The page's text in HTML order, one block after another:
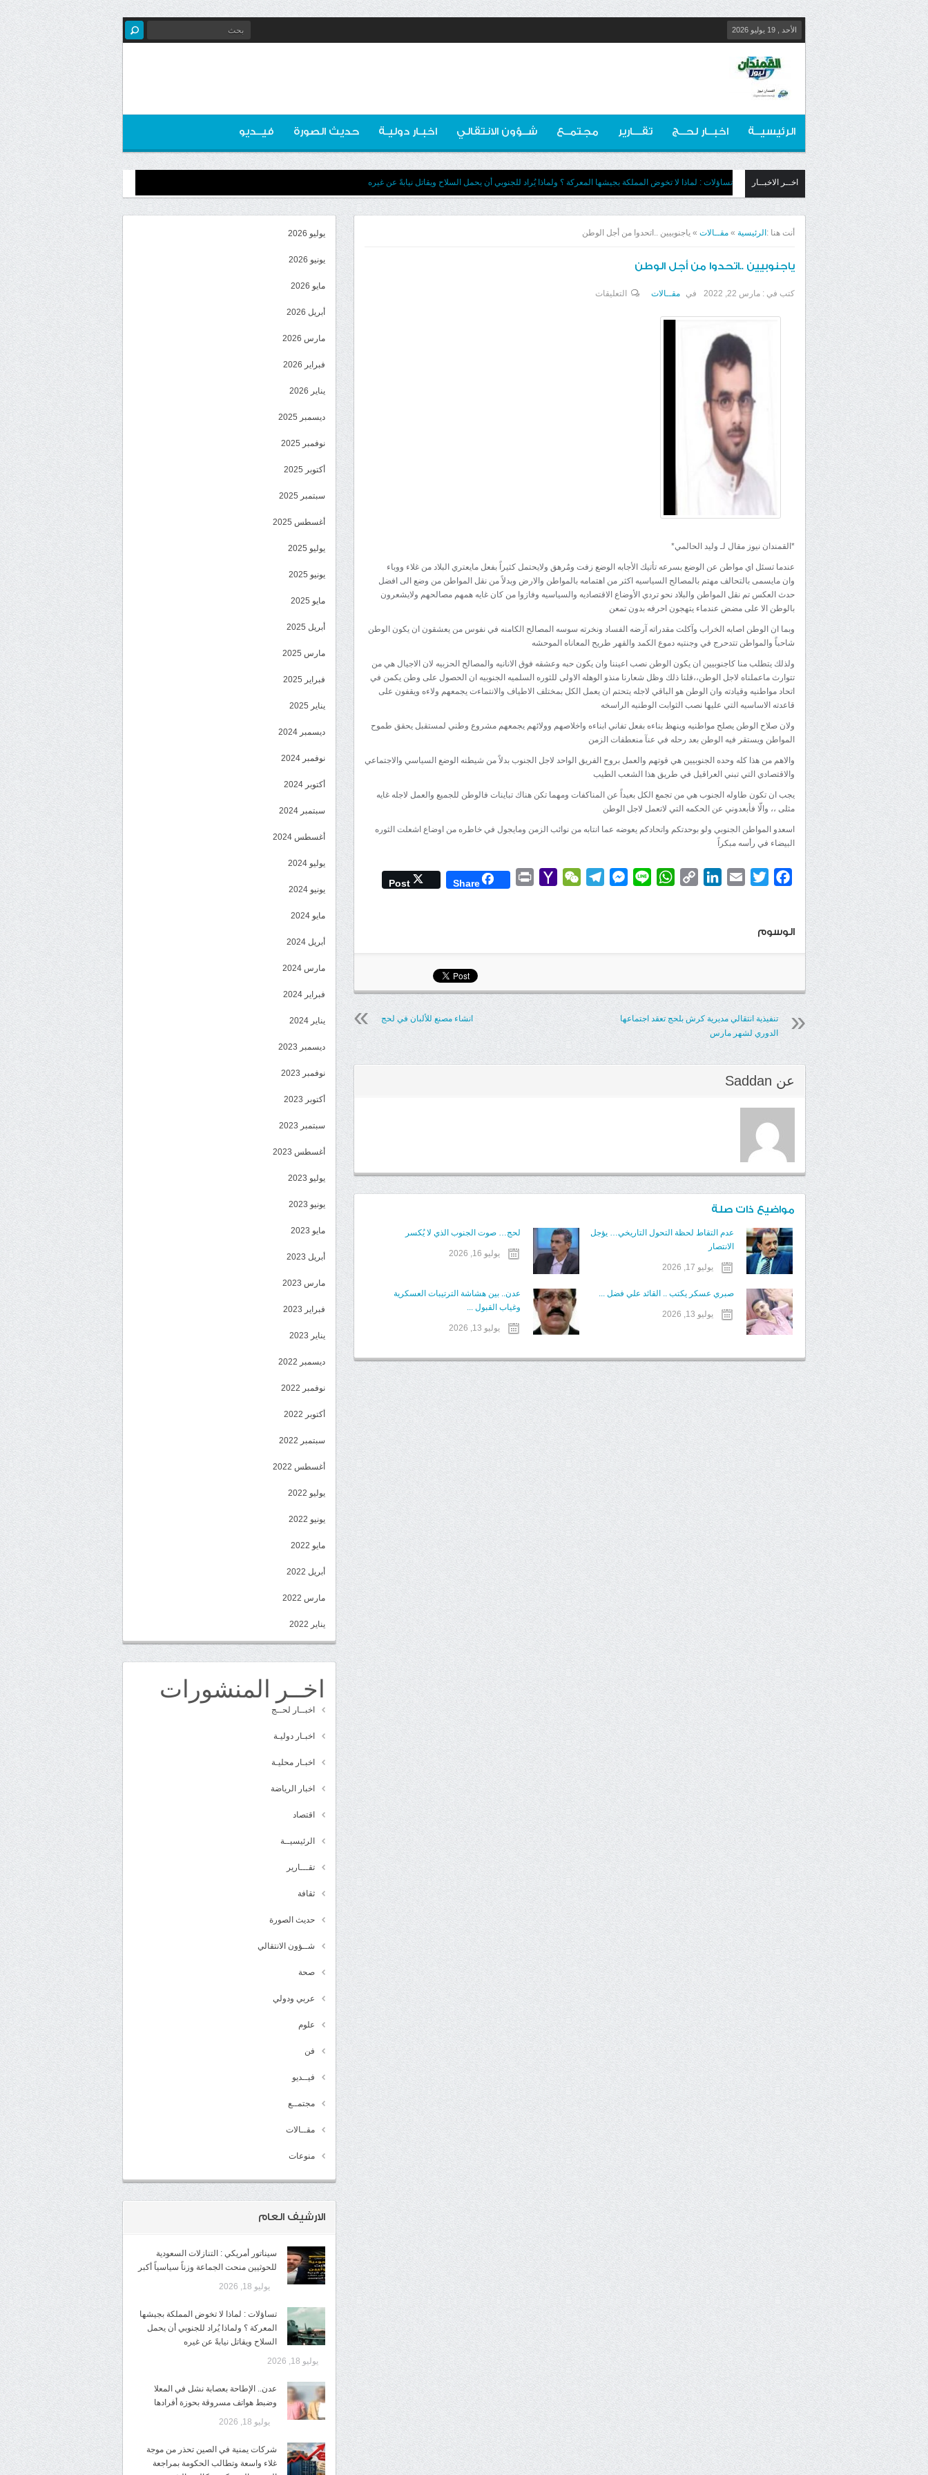
الأحد , 19 يوليو 2026
الرئيسيــة اخبــار لحــج تقـــارير مجتمــع شــؤون الانتقالي اخبـار دوليـة حديث الصورة فيــديو
اخــر الاخبــار تساؤلات : لماذا لا تخوض المملكة بجيشها المعركة ؟ ولماذا يُراد للجنوبي أن يحمل السلاح ويقاتل نيابةً عن غيره
أنت هنا : الرئيسية » مقــالات » ياجنوبيين ..اتحدوا من أجل الوطن
ياجنوبيين ..اتحدوا من أجل الوطن
كتب في : مارس 22, 2022 في مقــالات التعليقات
*القمندان نيوز مقال لـ وليد الحالمي*
عندما تسئل اي مواطن عن الوضع بسرعه تأتيك الأجابه الوضع زفت ومُرهق ولايحتمل كثيراً بفعل مايعتري البلاد من غلاء ووباء
وان مايسمى بالتحالف مهتم بالمصالح السياسيه اكثر من اهتمامه بالمواطن والارض وبدلاً من نقل المواطن من وضع الى افضل
حدث العكس تم نقل المواطن والبلاد نحو تردي الأوضاع الاقتصاديه والسياسيه وفازوا من كان غايه همهم مصالحهم ولايشعرون
بالوطن الا على مضض عندماء يتهجون احرفه بدون تمعن
وبما ان الوطن اصابه الخراب وآكلت مقدراته آرضه الفساد ونخرته سوسه المصالح الكامنه في نفوس من يعشقون ان يكون الوطن
شاحباً والمواطن تتدحرج في وجنتيه دموع الكمد والقهر طريح المعاناه الموحشه
ولذلك يتطلب منا كاجنوبيين ان يكون الوطن نصب اعيننا وان يكون حبه وعشقه فوق الانانيه والمصالح الحزبيه لان الاجيال هي من
تتوارث ماعملناه لاجل الوطن،،قلنا ذلك وظل شعارنا منذو الوهله الاولى للثوره السلميه الجنوبيه ان الحصول على وطن يكمن في
اتحاد مواطنيه وقيادته وان الوطن هو الباقي لاجله يتحتم ان يعمل الكل بمختلف الاطياف والانتماءت يجمعهم ولاءه ويقفون على
قاعدته الاساسيه التي عليها نصب الثوابت الوطنيه الراسخه
ولان صلاح الوطن يصلح مواطنيه وينهظ بناءه بفعل تفاني ابناءه واخلاصهم وولائهم يجمعهم مشروع وطني لمستقبل يحقق طموح
المواطن ويستقر فيه الوطن بعد رحله في عنآ منعطفات الزمن
والاهم من هذا كله وحده الجنوبيين هي قوتهم والعمل بروح الفريق الواحد لاجل الجنوب بدلاً من شيطنه الوضع السياسي والاجتماعي
والاقتصادي التي تبني العراقيل في طريق هذا الشعب الطيب
يجب ان تكون طاوله الجنوب هي من تجمع الكل بعيداً عن المناكفات ومهما تكن هناك تباينات فالوطن للجميع والعمل لاجله غايه
مثلى ،، والّا فأبعدوني عن الحكمه التي لاتعمل لاجل الوطن
اسعدو المواطن الجنوبي ولو بوحدتكم واتحادكم يعوضه عما انتابه من نوائب الزمن ومايجول في خاطره من اوضاع اشعلت الثوره
البيضاء في رأسه مبكراً
Facebook
Twitter
Email
LinkedIn
Copy
WhatsApp
Line
Messenger
Telegram
WeChat
Yahoo
Print
Share
Post
الوسوم
انشاء مصنع للألبان في لحج
تنفيذية انتقالي مديرية كرش بلحج تعقد اجتماعها
الدوري لشهر مارس
عن Saddan
مواضيع ذات صلة
عدم التقاط لحظة التحول التاريخي… يؤجل
الانتصار
يوليو 17, 2026
لحج… صوت الجنوب الذي لا يُكسر
يوليو 16, 2026
صبري عسكر يكتب .. القائد علي فضل ...
يوليو 13, 2026
عدن.. بين هشاشة الترتيبات العسكرية
وغياب القبول ...
يوليو 13, 2026
يوليو 2026
يونيو 2026
مايو 2026
أبريل 2026
مارس 2026
فبراير 2026
يناير 2026
ديسمبر 2025
نوفمبر 2025
أكتوبر 2025
سبتمبر 2025
أغسطس 2025
يوليو 2025
يونيو 2025
مايو 2025
أبريل 2025
مارس 2025
فبراير 2025
يناير 2025
ديسمبر 2024
نوفمبر 2024
أكتوبر 2024
سبتمبر 2024
أغسطس 2024
يوليو 2024
يونيو 2024
مايو 2024
أبريل 2024
مارس 2024
فبراير 2024
يناير 2024
ديسمبر 2023
نوفمبر 2023
أكتوبر 2023
سبتمبر 2023
أغسطس 2023
يوليو 2023
يونيو 2023
مايو 2023
أبريل 2023
مارس 2023
فبراير 2023
يناير 2023
ديسمبر 2022
نوفمبر 2022
أكتوبر 2022
سبتمبر 2022
أغسطس 2022
يوليو 2022
يونيو 2022
مايو 2022
أبريل 2022
مارس 2022
يناير 2022
اخــر المنشورات
اخبــار لحــج
اخبـار دوليـة
اخبـار محليـة
اخبار الرياضة
اقتصاد
الرئيسيــة
تقـــارير
ثقافة
حديث الصورة
شــؤون الانتقالي
صحة
عربي ودولي
علوم
فن
فيــديو
مجتمــع
مقــالات
منوعات
الارشيف العام
سيناتور أمريكي : التنازلات السعودية
للحوثيين منحت الجماعة وزناً سياسياً أكبر
يوليو 18, 2026
تساؤلات : لماذا لا تخوض المملكة بجيشها
المعركة ؟ ولماذا يُراد للجنوبي أن يحمل
السلاح ويقاتل نيابةً عن غيره
يوليو 18, 2026
عدن.. الإطاحة بعصابة نشل في المعلا
وضبط هواتف مسروقة بحوزة أفرادها
يوليو 18, 2026
شركات يمنية في الصين تحذر من موجة
غلاء واسعة وتطالب الحكومة بمراجعة